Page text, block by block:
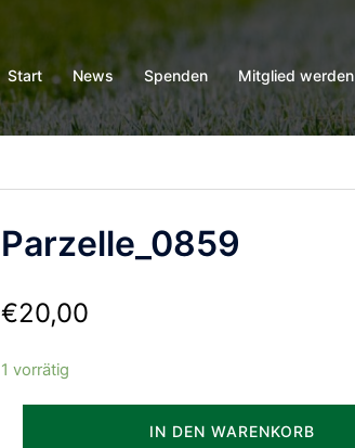
Start News Spenden Mitglied werden
Parzelle_0859
€20,00
1 vorrätig
IN DEN WARENKORB